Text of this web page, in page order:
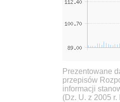
Prezentowane
przepisów
informacji
(Dz. U. z 2005